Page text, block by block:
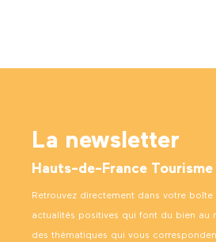
La newsletter
Hauts-de-France Tourisme
Retrouvez directement dans votre boîte
actualités positives qui font du bien au
des thématiques qui vous